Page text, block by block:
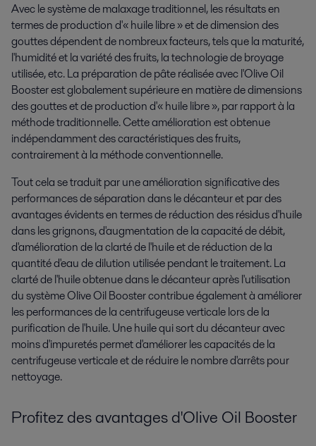
Avec le système de malaxage traditionnel, les résultats en
termes de production d'« huile libre » et de dimension des
gouttes dépendent de nombreux facteurs, tels que la maturité,
l'humidité et la variété des fruits, la technologie de broyage
utilisée, etc.La préparation de pâte réalisée avec l'Olive Oil
Booster est globalement supérieure en matière de dimensions
des gouttes et de production d'« huile libre », par rapport à la
méthode traditionnelle. Cette amélioration est obtenue
indépendamment des caractéristiques des fruits,
contrairement à la méthode conventionnelle.
Tout cela se traduit par une amélioration significative des
performances de séparation dans le décanteur et par des
avantages évidents en termes de réduction des résidus d'huile
dans les grignons, d'augmentation de la capacité de débit,
d'amélioration de la clarté de l'huile et de réduction de la
quantité d'eau de dilution utilisée pendant le traitement. La
clarté de l'huile obtenue dans le décanteur après l'utilisation
du système Olive Oil Booster contribue également à améliorer
les performances de la centrifugeuse verticale lors de la
purification de l'huile. Une huile qui sort du décanteur avec
moins d'impuretés permet d'améliorer les capacités de la
centrifugeuse verticale et de réduire le nombre d'arrêts pour
nettoyage.
Profitez des avantages d'Olive Oil Booster